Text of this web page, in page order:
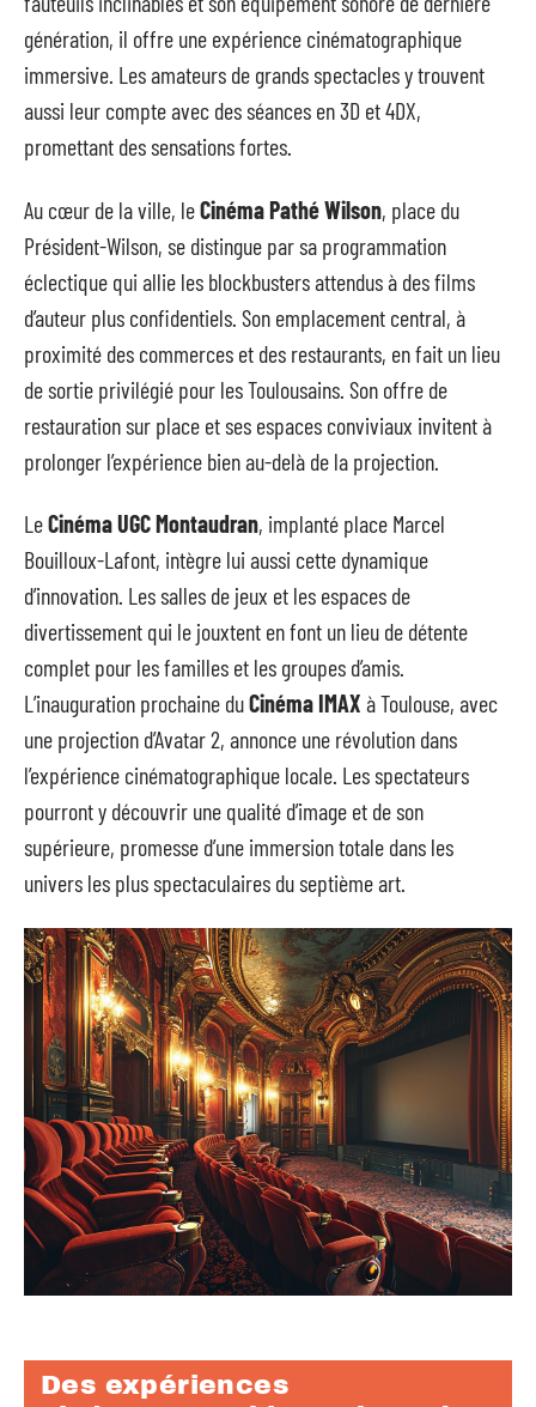
génération, il offre une expérience cinématographique
immersive. Les amateurs de grands spectacles y trouvent
aussi leur compte avec des séances en 3D et 4DX,
promettant des sensations fortes.
Au cœur de la ville, leCinéma Pathé Wilson, place du
Président-Wilson, se distingue par sa programmation
éclectique qui allie les blockbusters attendus à des films
d’auteur plus confidentiels. Son emplacement central, à
proximité des commerces et des restaurants, en fait un lieu
de sortie privilégié pour les Toulousains. Son offre de
restauration sur place et ses espaces conviviaux invitent à
prolonger l’expérience bien au-delà de la projection.
LeCinéma UGC Montaudran, implanté place Marcel
Bouilloux-Lafont, intègre lui aussi cette dynamique
d’innovation. Les salles de jeux et les espaces de
divertissement qui le jouxtent en font un lieu de détente
complet pour les familles et les groupes d’amis.
L’inauguration prochaine duCinéma IMAX à Toulouse, avec
une projection d’Avatar 2, annonce une révolution dans
l’expérience cinématographique locale. Les spectateurs
pourront y découvrir une qualité d’image et de son
supérieure, promesse d’une immersion totale dans les
univers les plus spectaculaires du septième art.
Des expériences